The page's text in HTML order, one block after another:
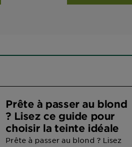
Prête à passer au blond
? Lisez ce guide pour
choisir la teinte idéale
Prête à passer au blond ? Lisez